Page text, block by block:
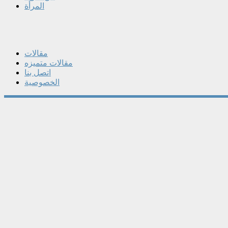
المرأة
مقالات
مقالات متميزه
اتصل بنا
الخصوصية